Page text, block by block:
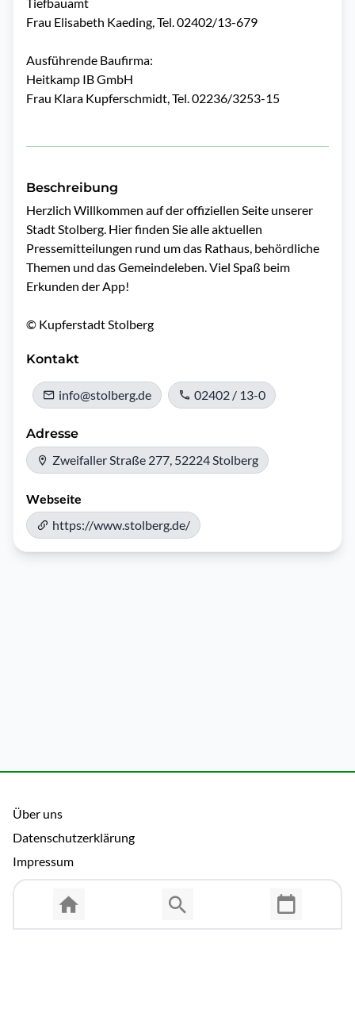
Frau Elisabeth Kaeding, Tel. 02402/13-679
Ausführende Baufirma:
Heitkamp IB GmbH
Frau Klara Kupferschmidt, Tel. 02236/3253-15
Beschreibung
Herzlich Willkommen auf der offiziellen Seite unserer
Stadt Stolberg. Hier finden Sie alle aktuellen
Pressemitteilungen rund um das Rathaus, behördliche
Themen und das Gemeindeleben. Viel Spaß beim
Erkunden der App!
© Kupferstadt Stolberg
Kontakt
info@stolberg.de 02402 / 13-0
Adresse
Zweifaller Straße 277, 52224 Stolberg
Webseite
https://www.stolberg.de/
Über uns
Datenschutzerklärung
Impressum
Allgemeine Nutzungsbedingungen